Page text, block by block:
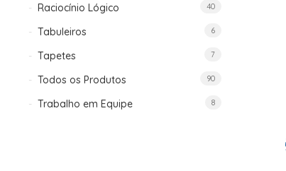
Raciocínio Lógico 40
Tabuleiros 6
Tapetes 7
Todos os Produtos 90
Trabalho em Equipe 8